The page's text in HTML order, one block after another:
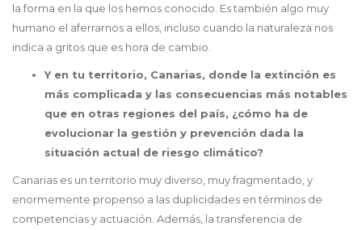
la forma en la que los hemos conocido. Es también algo muy
humano el aferrarnos a ellos, incluso cuando la naturaleza nos
indica a gritos que es hora de cambio.
Y en tu territorio, Canarias, donde la extinción es
más complicada y las consecuencias más notables
que en otras regiones del país, ¿cómo ha de
evolucionar la gestión y prevención dada la
situación actual de riesgo climático?
Canarias es un territorio muy diverso, muy fragmentado, y
enormemente propenso a las duplicidades en términos de
competencias y actuación. Además, la transferencia de